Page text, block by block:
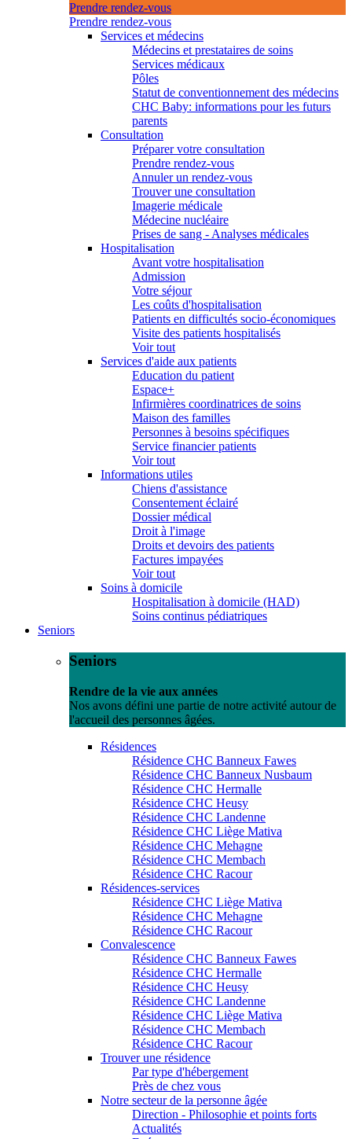
Prendre rendez-vous
Prendre rendez-vous
Services et médecins
Médecins et prestataires de soins
Services médicaux
Pôles
Statut de conventionnement des médecins
CHC Baby: informations pour les futurs
parents
Consultation
Préparer votre consultation
Prendre rendez-vous
Annuler un rendez-vous
Trouver une consultation
Imagerie médicale
Médecine nucléaire
Prises de sang - Analyses médicales
Hospitalisation
Avant votre hospitalisation
Admission
Votre séjour
Les coûts d'hospitalisation
Patients en difficultés socio-économiques
Visite des patients hospitalisés
Voir tout
Services d'aide aux patients
Education du patient
Espace+
Infirmières coordinatrices de soins
Maison des familles
Personnes à besoins spécifiques
Service financier patients
Voir tout
Informations utiles
Chiens d'assistance
Consentement éclairé
Dossier médical
Droit à l'image
Droits et devoirs des patients
Factures impayées
Voir tout
Soins à domicile
Hospitalisation à domicile (HAD)
Soins continus pédiatriques
Seniors
Seniors
Rendre de la vie aux années
Nos avons défini une partie de notre activité autour de
l'accueil des personnes âgées.
Résidences
Résidence CHC Banneux Fawes
Résidence CHC Banneux Nusbaum
Résidence CHC Hermalle
Résidence CHC Heusy
Résidence CHC Landenne
Résidence CHC Liège Mativa
Résidence CHC Mehagne
Résidence CHC Membach
Résidence CHC Racour
Résidences-services
Résidence CHC Liège Mativa
Résidence CHC Mehagne
Résidence CHC Racour
Convalescence
Résidence CHC Banneux Fawes
Résidence CHC Hermalle
Résidence CHC Heusy
Résidence CHC Landenne
Résidence CHC Liège Mativa
Résidence CHC Membach
Résidence CHC Racour
Trouver une résidence
Par type d'hébergement
Près de chez vous
Notre secteur de la personne âgée
Direction - Philosophie et points forts
Actualités